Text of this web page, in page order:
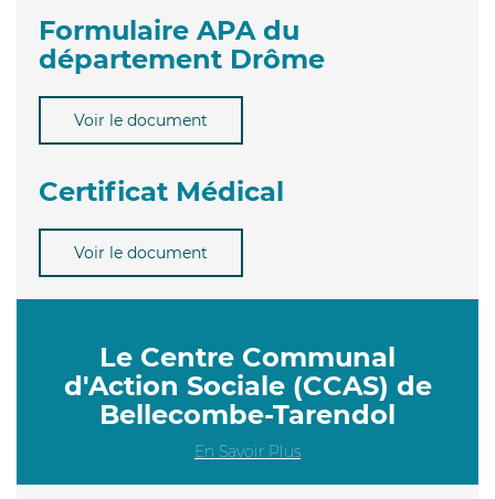
Formulaire APA du
département Drôme
Voir le document
Certificat Médical
Voir le document
Le Centre Communal
d'Action Sociale (CCAS) de
Bellecombe-Tarendol
En Savoir Plus